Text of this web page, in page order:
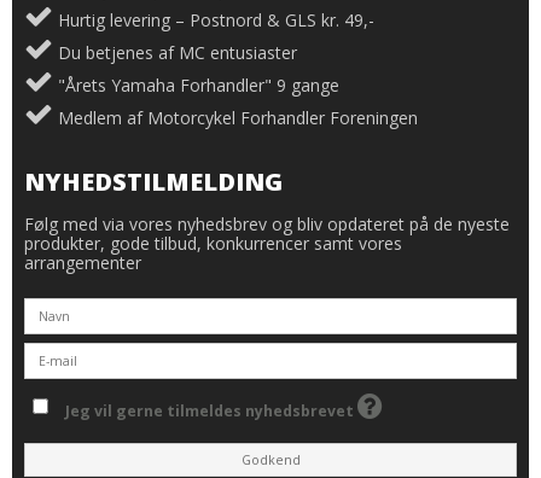
Hurtig levering – Postnord & GLS kr. 49,-
Du betjenes af MC entusiaster
"Årets Yamaha Forhandler" 9 gange
Medlem af Motorcykel Forhandler Foreningen
NYHEDSTILMELDING
Følg med via vores nyhedsbrev og bliv opdateret på de nyeste
produkter, gode tilbud, konkurrencer samt vores
arrangementer
Jeg vil gerne tilmeldes nyhedsbrevet
Godkend